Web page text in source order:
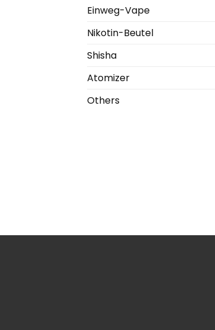
Einweg-Vape
Nikotin-Beutel
Shisha
Atomizer
Others